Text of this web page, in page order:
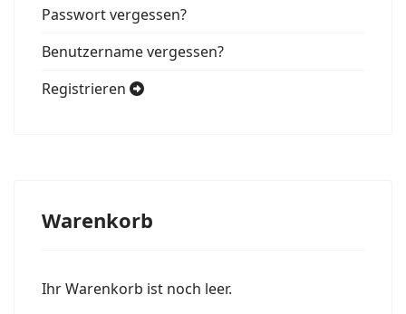
Passwort vergessen?
Benutzername vergessen?
Registrieren
Warenkorb
Ihr Warenkorb ist noch leer.